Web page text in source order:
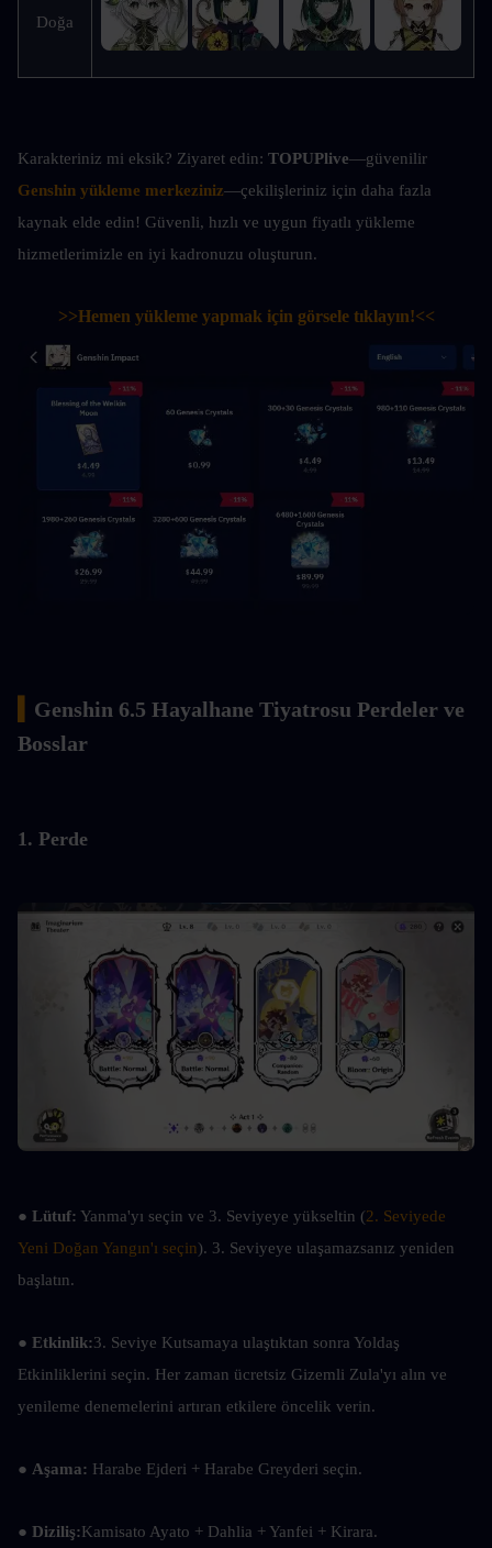
Doğa
Karakteriniz mi eksik? Ziyaret edin: TOPUPlive
Genshin yükleme merkeziniz—çekilişleriniz için daha fazla
kaynak elde edin! Güvenli, hızlı ve uygun fiyatlı yükleme
hizmetlerimizle en iyi kadronuzu oluşturun.
>>Hemen yükleme yapmak için görsele tıklayın!<<
Genshin 6.5 Hayalhane Tiyatrosu Perdeler ve
Bosslar
1. Perde
● Lütuf: Yanma'yı seçin ve 3. Seviyeye yükseltin (2. Seviyede
Yeni Doğan Yangın'ı seçin). 3. Seviyeye ulaşamazsanız yeniden
başlatın.
● Etkinlik:3. Seviye Kutsamaya ulaştıktan sonra Yoldaş
Etkinliklerini seçin. Her zaman ücretsiz Gizemli Zula'yı alın ve
yenileme denemelerini artıran etkilere öncelik verin.
● Aşama: Harabe Ejderi + Harabe Greyderi seçin.
● Diziliş:Kamisato Ayato + Dahlia + Yanfei + Kirara.